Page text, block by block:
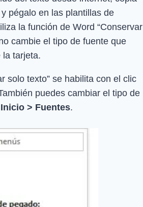
pégalo en las plantillas de
la función de Word “Conservar
cambie el tipo de fuente que
la tarjeta.
solo texto” se habilita con el clic
puedes cambiar el tipo de
Inicio > Fuentes.